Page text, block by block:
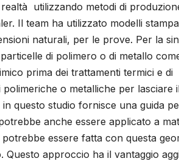
utilizzando metodi di
Il team ha utilizzato modelli
naturali, per le prove. Per la
di polimero o di metallo
prima dei trattamenti termici e di
o metalliche per lasciare
questo studio fornisce una guida
anche essere applicato a
essere fatta con questa
approccio ha il vantaggio